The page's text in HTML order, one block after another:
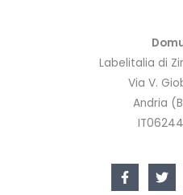
Labelitalia di
Via V.
Andria